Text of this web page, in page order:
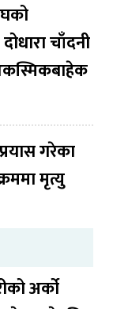
चाँदनी
गरेका
मृत्यु
अर्को